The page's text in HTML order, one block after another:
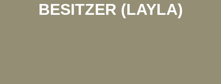
BESITZER (LAYLA)